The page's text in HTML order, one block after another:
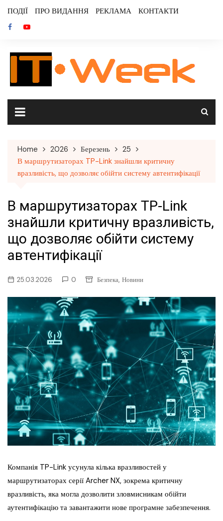
content
ПОДІЇ ПРО ВИДАННЯ РЕКЛАМА КОНТАКТИ
Home 2026 Березень
25
В маршрутизаторах TP-Link знайшли критичну
вразливість, що дозволяє обійти систему автентифікації
В маршрутизаторах TP-Link
знайшли критичну вразливість,
що дозволяє обійти систему
автентифікації
25.03.2026 0 Безпека, Новини
Компанія TP-Link усунула кілька вразливостей у
маршрутизаторах серії Archer NX, зокрема критичну
вразливість, яка могла дозволити зловмисникам обійти
аутентифікацію та завантажити нове програмне забезпечення.